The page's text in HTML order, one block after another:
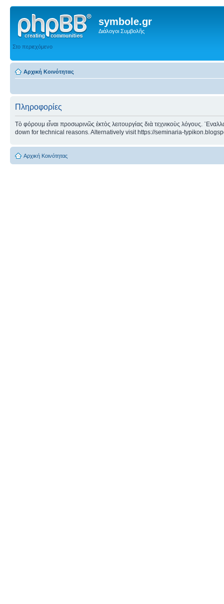
symbole.gr
Διάλογοι Συμβολῆς
Στο περιεχόμενο
Αρχική Κοινότητας
Πληροφορίες
Τὸ φόρουμ εἶναι προσωρινῶς ἐκτὸς λειτουργίας διὰ τεχνικοὺς λόγους.
down for technical reasons. Alternatively visit https://seminaria-
Αρχική Κοινότητας